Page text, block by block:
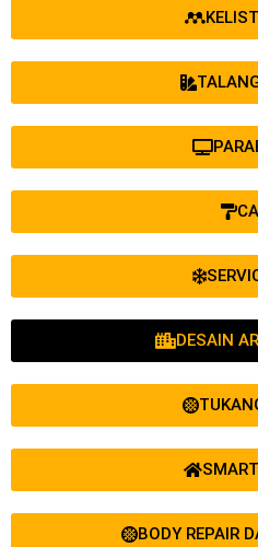
DESAIN
BODY REPAIR